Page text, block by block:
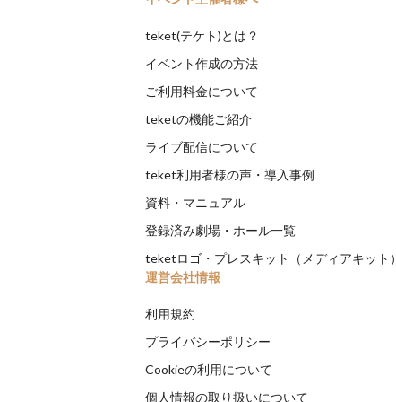
teket(テケト)とは？
イベント作成の方法
ご利用料金について
teketの機能ご紹介
ライブ配信について
teket利用者様の声・導入事例
資料・マニュアル
登録済み劇場・ホール一覧
teketロゴ・プレスキット（メディアキット）
運営会社情報
利用規約
プライバシーポリシー
Cookieの利用について
個人情報の取り扱いについて